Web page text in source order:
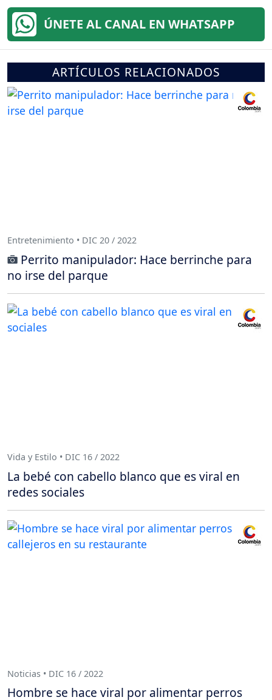
ÚNETE AL CANAL EN WHATSAPP
ARTÍCULOS RELACIONADOS
Entretenimiento • DIC 20 / 2022
Perrito manipulador: Hace berrinche para
no irse del parque
Vida y Estilo • DIC 16 / 2022
La bebé con cabello blanco que es viral en
redes sociales
Noticias • DIC 16 / 2022
Hombre se hace viral por alimentar perros